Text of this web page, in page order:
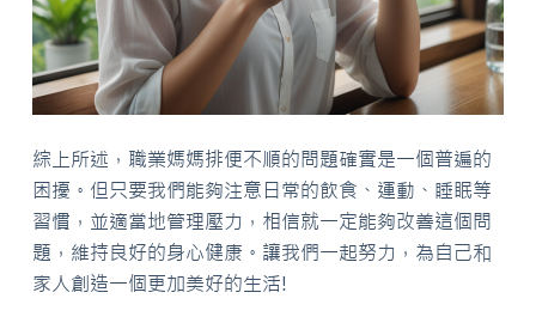
綜上所述，職業媽媽排便不順的問題確實是一個普遍的
困擾。但只要我們能夠注意日常的飲食、運動、睡眠等
習慣，並適當地管理壓力，相信就一定能夠改善這個問
題，維持良好的身心健康。讓我們一起努力，為自己和
家人創造一個更加美好的生活!